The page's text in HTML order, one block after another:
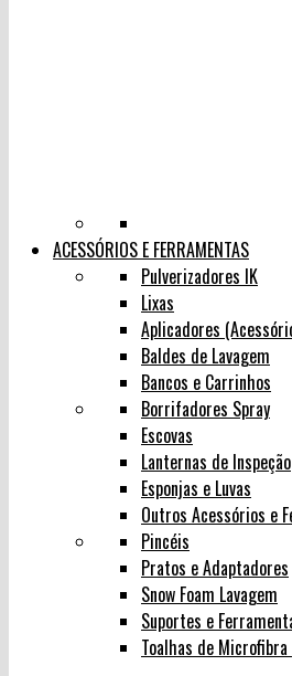
ACESSÓRIOS E FERRAMENTAS
Pulverizadores IK
Lixas
Aplicadores
Baldes de Lavagem
Bancos e Carrinhos
Borrifadores Spray
Escovas
Lanternas de Inspeção
Esponjas e Luvas
Outros Acessórios e
Pincéis
Pratos e Adaptadores
Snow Foam Lavagem
Suportes e
Toalhas de